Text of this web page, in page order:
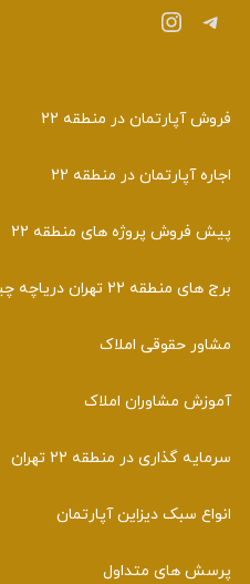
تلگراماینستاگرم
فروش آپارتمان در منطقه 22
اجاره آپارتمان در منطقه 22
پیش فروش پروژه های منطقه 22
برج های منطقه 22 تهران دریاچه چیتگر
مشاور حقوقی املاک
آموزش مشاوران املاک
سرمایه گذاری در منطقه 22 تهران
انواع سبک دیزاین آپارتمان
پرسش های متداول